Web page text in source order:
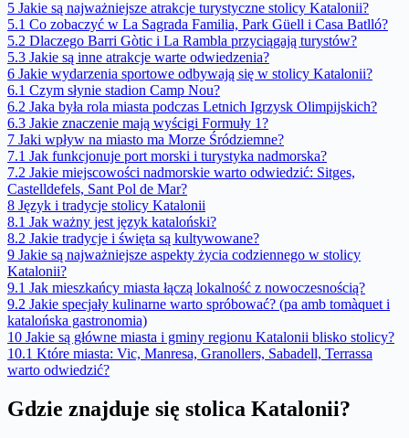
5 Jakie są najważniejsze atrakcje turystyczne stolicy Katalonii?
5.1 Co zobaczyć w La Sagrada Familia, Park Güell i Casa Batlló?
5.2 Dlaczego Barri Gòtic i La Rambla przyciągają turystów?
5.3 Jakie są inne atrakcje warte odwiedzenia?
6 Jakie wydarzenia sportowe odbywają się w stolicy Katalonii?
6.1 Czym słynie stadion Camp Nou?
6.2 Jaka była rola miasta podczas Letnich Igrzysk Olimpijskich?
6.3 Jakie znaczenie mają wyścigi Formuły 1?
7 Jaki wpływ na miasto ma Morze Śródziemne?
7.1 Jak funkcjonuje port morski i turystyka nadmorska?
7.2 Jakie miejscowości nadmorskie warto odwiedzić: Sitges,
Castelldefels, Sant Pol de Mar?
8 Język i tradycje stolicy Katalonii
8.1 Jak ważny jest język kataloński?
8.2 Jakie tradycje i święta są kultywowane?
9 Jakie są najważniejsze aspekty życia codziennego w stolicy
Katalonii?
9.1 Jak mieszkańcy miasta łączą lokalność z nowoczesnością?
9.2 Jakie specjały kulinarne warto spróbować? (pa amb tomàquet i
katalońska gastronomia)
10 Jakie są główne miasta i gminy regionu Katalonii blisko stolicy?
10.1 Które miasta: Vic, Manresa, Granollers, Sabadell, Terrassa
warto odwiedzić?
Gdzie znajduje się stolica Katalonii?